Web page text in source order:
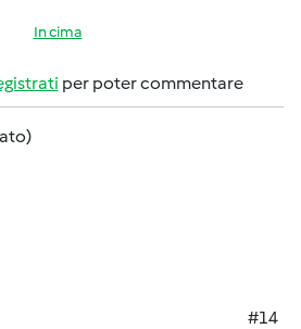
In cima
per poter commentare
#14